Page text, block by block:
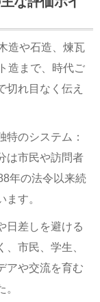
造や石造、煉瓦
造まで、時代ご
切れ目なく伝え
のシステム：
は市民や訪問者
年の法令以来続
す。
日差しを避ける
市民、学生、
アや交流を育む